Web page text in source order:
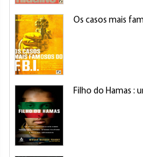
Os casos mais
Filho do Hamas :